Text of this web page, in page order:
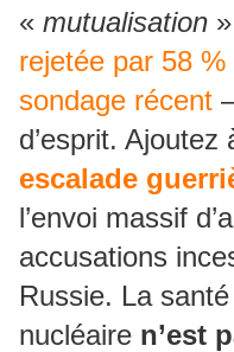
« mutualisation
rejetée par 58
sondage récent
d’esprit. Ajoutez
escalade
l’envoi massif
accusations
Russie. La
nucléaire n’est